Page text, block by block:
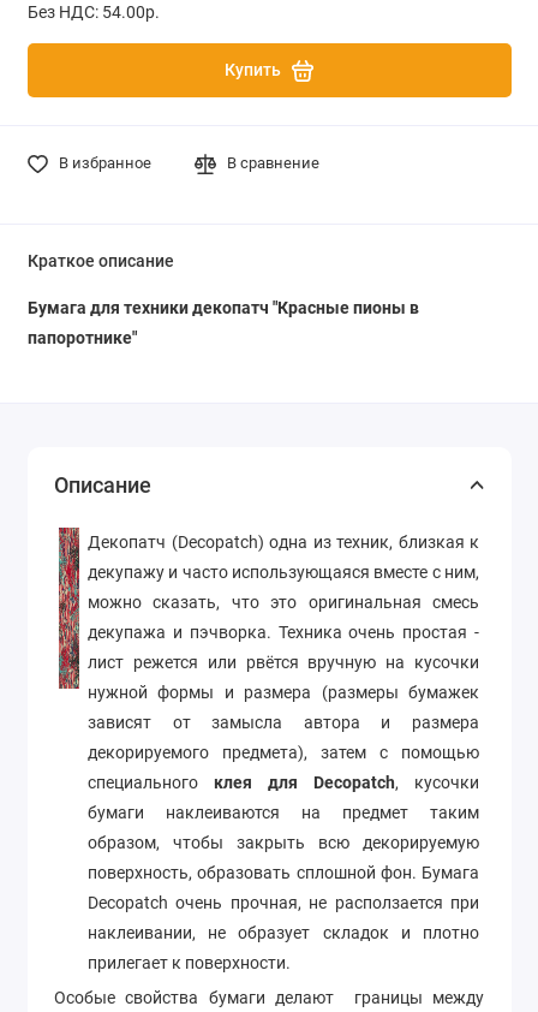
Без НДС: 54.00р.
Купить
В избранное В сравнение
Краткое описание
Бумага для техники декопатч "Красные пионы в
папоротнике"
Описание
Декопатч (Decopatch) одна из техник, близкая к
декупажу и часто использующаяся вместе с ним,
можно сказать, что это оригинальная смесь
декупажа и пэчворка. Техника очень простая -
лист режется или рвётся вручную на кусочки
нужной формы и размера (размеры бумажек
зависят от замысла автора и размера
декорируемого предмета), затем с помощью
специального клея для Decopatch, кусочки
бумаги наклеиваются на предмет таким
образом, чтобы закрыть всю декорируемую
поверхность, образовать сплошной фон. Бумага
Decopatch очень прочная, не расползается при
наклеивании, не образует складок и плотно
прилегает к поверхности.
Особые свойства бумаги делают границы между